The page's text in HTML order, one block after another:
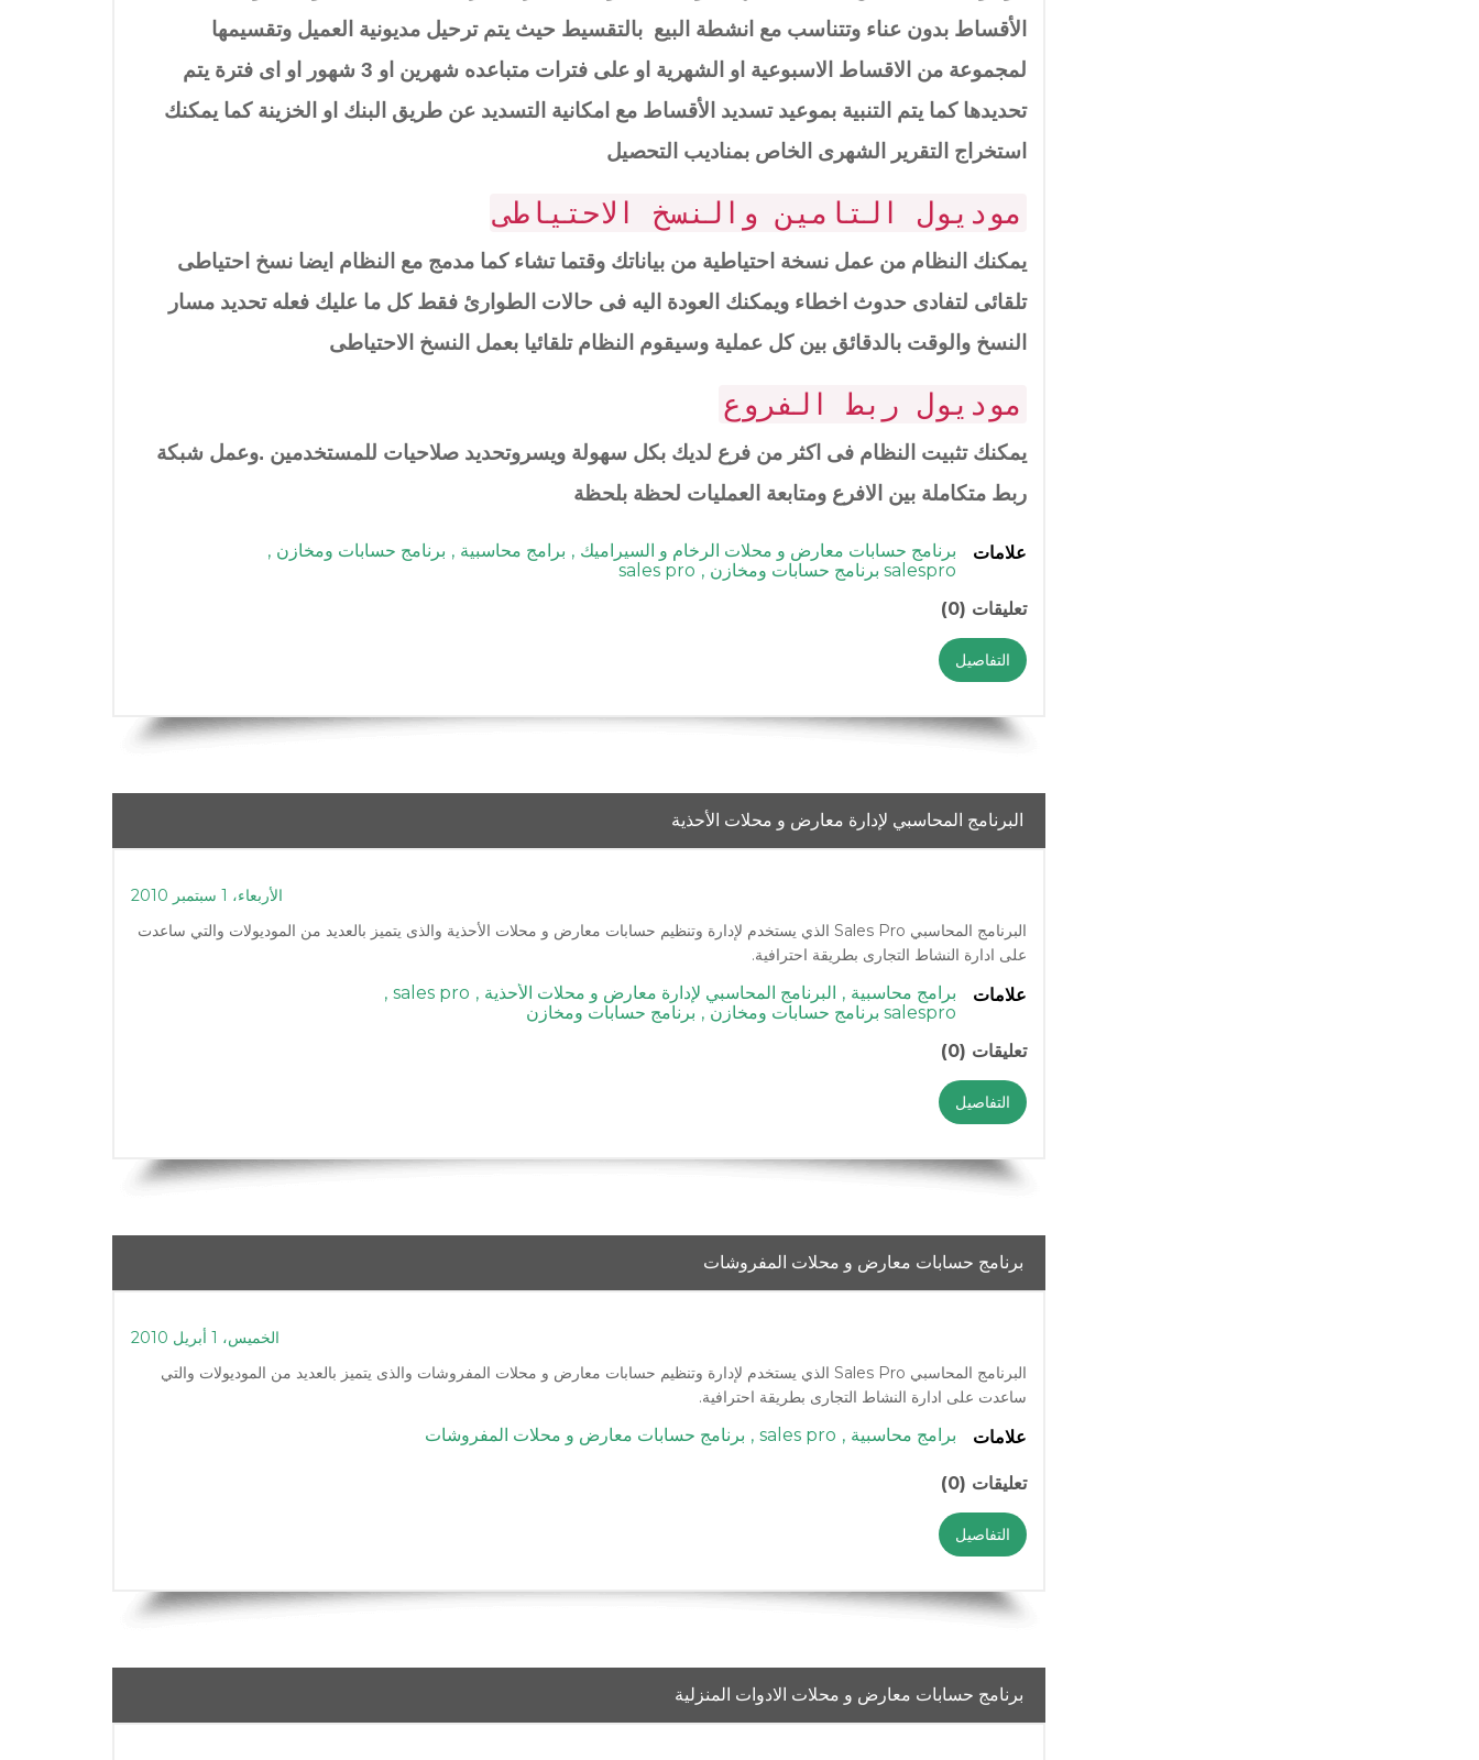
الأقساط بدون عناء وتتناسب مع انشطة البيع بالتقسيط حيث يتم ترحيل مديونية العميل وتقسيمها
لمجموعة من الاقساط الاسبوعية او الشهرية او على فترات متباعده شهرين او 3 شهور او اى فترة يتم
تحديدها كما يتم التنبية بموعيد تسديد الأقساط مع امكانية التسديد عن طريق البنك او الخزينة كما يمكنك
استخراج التقرير الشهرى الخاص بمناديب التحصيل
موديول التامين والنسخ الاحتياطى
يمكنك النظام من عمل نسخة احتياطية من بياناتك وقتما تشاء كما مدمج مع النظام ايضا نسخ احتياطى
تلقائى لتفادى حدوث اخطاء ويمكنك العودة اليه فى حالات الطوارئ فقط كل ما عليك فعله تحديد مسار
النسخ والوقت بالدقائق بين كل عملية وسيقوم النظام تلقائيا بعمل النسخ الاحتياطى
موديول ربط الفروع
يمكنك تثبيت النظام فى اكثر من فرع لديك بكل سهولة ويسروتحديد صلاحيات للمستخدمين .وعمل شبكة
ربط متكاملة بين الافرع ومتابعة العمليات لحظة بلحظة
علامات برنامج حسابات معارض و محلات الرخام و السيراميك , برامج محاسبية , برنامج حسابات ومخازن ,
salespro برنامج حسابات ومخازن
,
sales pro
تعليقات (0)
التفاصيل
البرنامج المحاسبي لإدارة معارض و محلات الأحذية
الأربعاء، 1 سبتمبر 2010
البرنامج المحاسبي Sales Pro الذي يستخدم لإدارة وتنظيم حسابات معارض و محلات الأحذية والذى يتميز بالعديد من الموديولات والتي ساعدت
على ادارة النشاط التجارى بطريقة احترافية.
علامات برامج محاسبية , البرنامج المحاسبي لإدارة معارض و محلات الأحذية ,
sales pro
,
salespro برنامج حسابات ومخازن
, برنامج حسابات ومخازن
تعليقات (0)
التفاصيل
برنامج حسابات معارض و محلات المفروشات
الخميس، 1 أبريل 2010
البرنامج المحاسبي Sales Pro الذي يستخدم لإدارة وتنظيم حسابات معارض و محلات المفروشات والذى يتميز بالعديد من الموديولات والتي
ساعدت على ادارة النشاط التجارى بطريقة احترافية.
علامات برامج محاسبية ,
sales pro
, برنامج حسابات معارض و محلات المفروشات
تعليقات (0)
التفاصيل
برنامج حسابات معارض و محلات الادوات المنزلية